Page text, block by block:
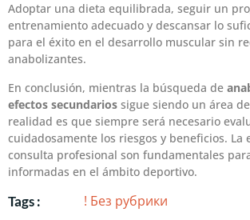
Adoptar una dieta equilibrada, seguir un
entrenamiento adecuado y descansar lo
para el éxito en el desarrollo muscular sin
anabolizantes.
En conclusión, mientras la búsqueda de
efectos secundarios sigue siendo un área
realidad es que siempre será necesario
cuidadosamente los riesgos y beneficios. La
consulta profesional son fundamentales
informadas en el ámbito deportivo.
Tags : ! Без рубрики